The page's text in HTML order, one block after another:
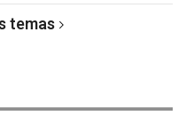
temas